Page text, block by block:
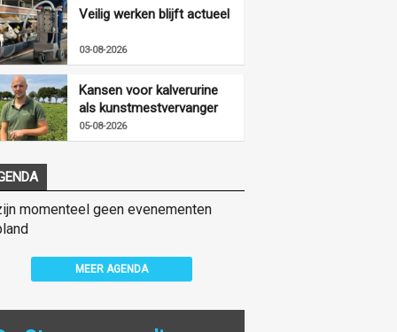
Veilig werken blijft actueel
03-08-2026
Kansen voor kalverurine
als kunstmestvervanger
05-08-2026
momenteel geen evenementen
MEER AGENDA